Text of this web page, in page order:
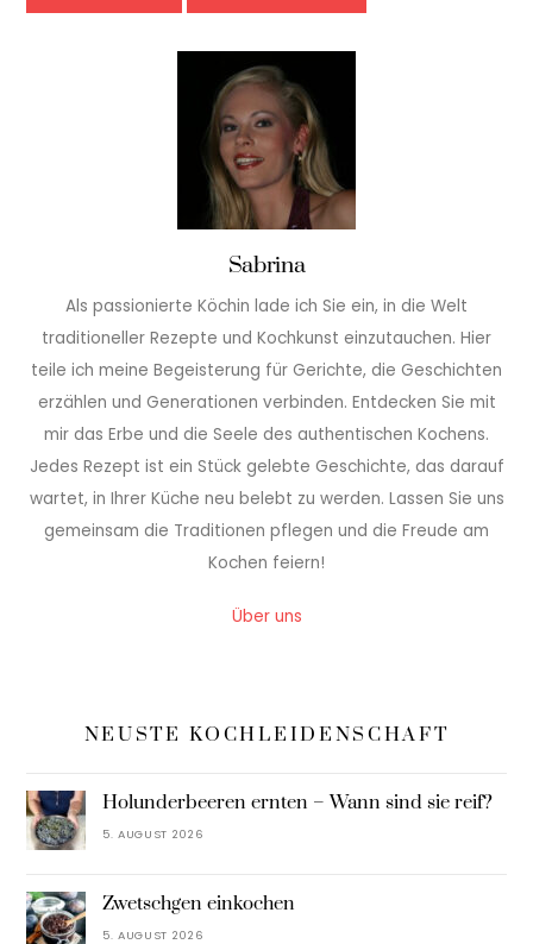
Sabrina
Als passionierte Köchin lade ich Sie ein, in die Welt
traditioneller Rezepte und Kochkunst einzutauchen. Hier
teile ich meine Begeisterung für Gerichte, die Geschichten
erzählen und Generationen verbinden. Entdecken Sie mit
mir das Erbe und die Seele des authentischen Kochens.
Jedes Rezept ist ein Stück gelebte Geschichte, das darauf
wartet, in Ihrer Küche neu belebt zu werden. Lassen Sie uns
gemeinsam die Traditionen pflegen und die Freude am
Kochen feiern!
Über uns
NEUSTE KOCHLEIDENSCHAFT
Holunderbeeren ernten – Wann sind sie reif?
5. AUGUST 2026
Zwetschgen einkochen
5. AUGUST 2026